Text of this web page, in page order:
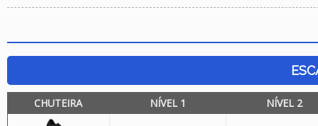
CHUTEIRA NÍVEL 1 NÍVEL 2